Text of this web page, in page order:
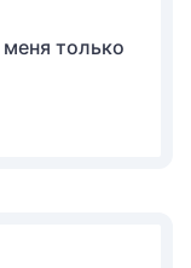
только